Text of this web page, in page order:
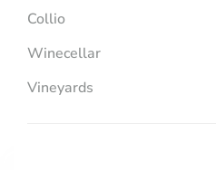
Collio
Winecellar
Vineyards